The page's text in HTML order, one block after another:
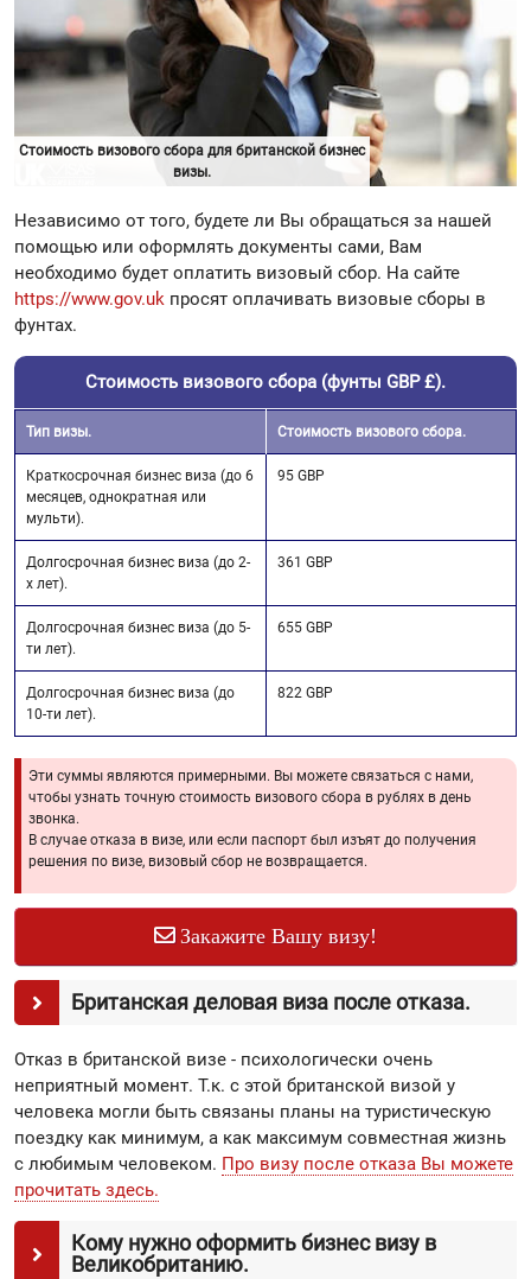
Стоимость визового сбора для британской бизнес
визы.
Независимо от того, будете ли Вы обращаться за нашей
помощью или оформлять документы сами, Вам
необходимо будет оплатить визовый сбор. На сайте
https://www.gov.uk просят оплачивать визовые сборы в
фунтах.
Стоимость визового сбора (фунты GBP £).
Тип визы. Стоимость визового сбора.
Краткосрочная бизнес виза (до 6
месяцев, однократная или
мульти).
95 GBP
Долгосрочная бизнес виза (до 2-
х лет).
361 GBP
Долгосрочная бизнес виза (до 5-
ти лет).
655 GBP
Долгосрочная бизнес виза (до
10-ти лет).
822 GBP
Эти суммы являются примерными. Вы можете связаться с нами,
чтобы узнать точную стоимость визового сбора в рублях в день
звонка.
В случае отказа в визе, или если паспорт был изъят до получения
решения по визе, визовый сбор не возвращается.
Закажите Вашу визу!
Британская деловая виза после отказа.
Отказ в британской визе - психологически очень
неприятный момент. Т.к. с этой британской визой у
человека могли быть связаны планы на туристическую
поездку как минимум, а как максимум совместная жизнь
с любимым человеком. Про визу после отказа Вы можете
прочитать здесь.
Кому нужно оформить бизнес визу в
Великобританию.